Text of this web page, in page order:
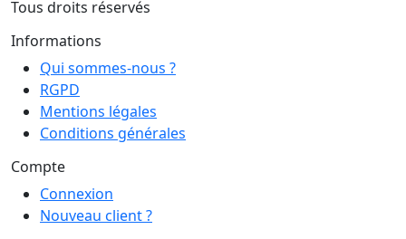
Tous droits réservés
Informations
Qui sommes-nous ?
RGPD
Mentions légales
Conditions générales
Compte
Connexion
Nouveau client ?